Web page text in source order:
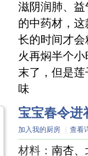
滋阴润肺、
的中药材，
长的时间才
火再焖半个
末了，但是
味
宝宝春令进
加入我的厨房 查看
材料： 南杏